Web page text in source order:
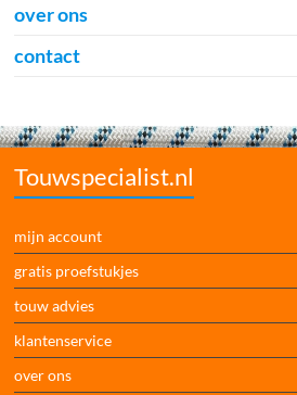
over ons
contact
Touwspecialist.nl
mijn account
gratis proefstukjes
touw advies
klantenservice
over ons